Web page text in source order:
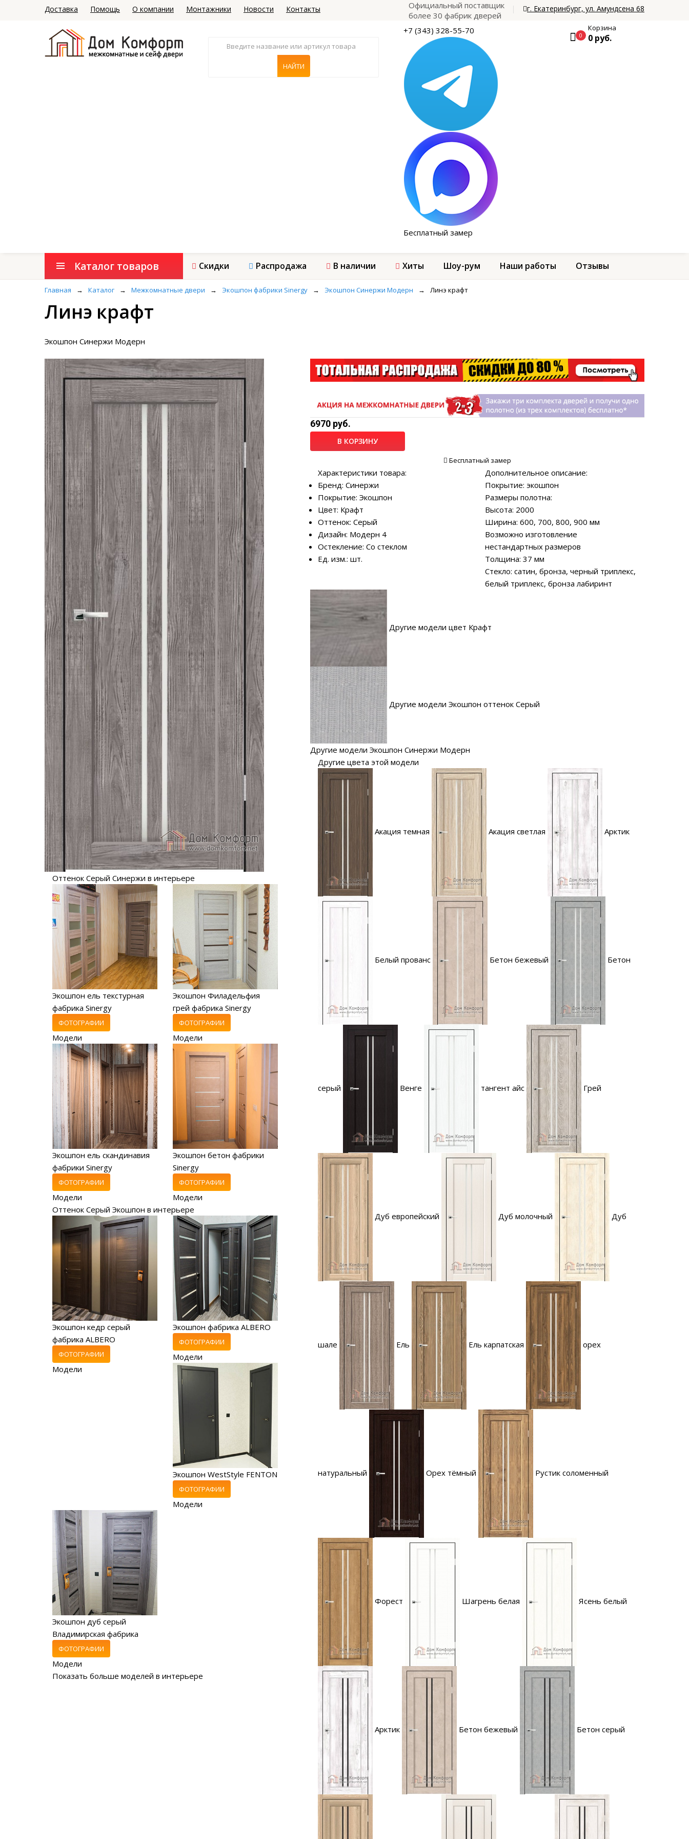
Доставка Помощь О компании Монтажники Новости Контакты
Официальный поставщик
более 30 фабрик дверей
г. Екатеринбург, ул. Амундсена 68
+7 (343) 328-55-70
Бесплатный замер
0
Корзина
0 руб.
Каталог товаров Скидки Распродажа В наличии Хиты Шоу-рум Наши работы Отзывы
Главная → Каталог → Межкомнатные двери → Экошпон фабрики Sinergy → Экошпон Синержи Модерн → Линэ крафт
Линэ крафт
Экошпон Синержи Модерн
Оттенок Серый Синержи в интерьере
Экошпон ель текстурная
фабрика Sinergy
ФОТОГРАФИИ
Модели
Экошпон Филадельфия
грей фабрика Sinergy
ФОТОГРАФИИ
Модели
Экошпон ель скандинавия
фабрики Sinergy
ФОТОГРАФИИ
Модели
Экошпон бетон фабрики
Sinergy
ФОТОГРАФИИ
Модели
Оттенок Серый Экошпон в интерьере
Экошпон кедр серый
фабрика ALBERO
ФОТОГРАФИИ
Модели
Экошпон фабрика ALBERO
ФОТОГРАФИИ
Модели
Экошпон WestStyle FENTON
ФОТОГРАФИИ
Модели
Экошпон дуб серый
Владимирская фабрика
ФОТОГРАФИИ
Модели
Показать больше моделей в интерьере
6970 руб.
В КОРЗИНУ
Бесплатный замер
Характеристики товара:
Бренд: Синержи
Покрытие: Экошпон
Цвет: Крафт
Оттенок: Серый
Дизайн: Модерн 4
Остекление: Со стеклом
Ед. изм.: шт.
Дополнительное описание:
Покрытие: экошпон
Размеры полотна:
Высота: 2000
Ширина: 600, 700, 800, 900 мм
Возможно изготовление
нестандартных размеров
Толщина: 37 мм
Стекло: сатин, бронза, черный триплекс,
белый триплекс, бронза лабиринт
Другие модели цвет Крафт
Другие модели Экошпон оттенок Серый
Другие модели Экошпон Синержи Модерн
Другие цвета этой модели
Акация темная Акация светлая Арктик
Белый прованс Бетон бежевый Бетон
серый Венге тангент айс Грей
Дуб европейский Дуб молочный Дуб
шале Ель Ель карпатская орех
натуральный Орех тёмный Рустик соломенный
Форест Шагрень белая Ясень белый
Арктик Бетон бежевый Бетон серый